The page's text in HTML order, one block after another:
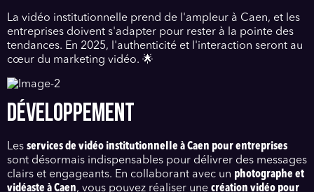
La vidéo institutionnelle prend de l'ampleur à Caen, et les
entreprises doivent s'adapter pour rester à la pointe des
tendances. En 2025, l'authenticité et l'interaction seront au
cœur du marketing vidéo. 🌟
DÉVELOPPEMENT
Les services de vidéo institutionnelle à Caen pour entreprises
sont désormais indispensables pour délivrer des messages
clairs et engageants. En collaborant avec un photographe et
vidéaste à Caen, vous pouvez réaliser une création vidéo pour